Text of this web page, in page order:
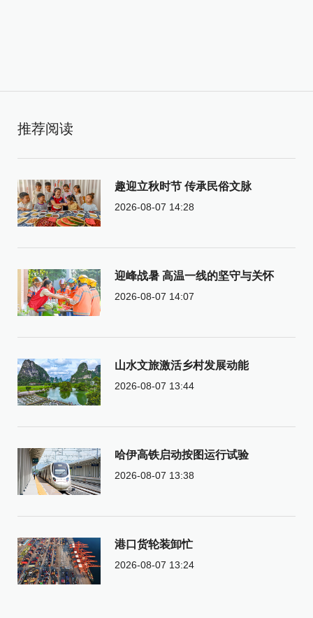
推荐阅读
趣迎立秋时节 传承民俗文脉
2026-08-07 14:28
迎峰战暑 高温一线的坚守与关怀
2026-08-07 14:07
山水文旅激活乡村发展动能
2026-08-07 13:44
哈伊高铁启动按图运行试验
2026-08-07 13:38
港口货轮装卸忙
2026-08-07 13:24